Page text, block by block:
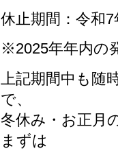
休止期間：令和
※2025年年内の
上記期間中も
で、
冬休み・お正月
まずは